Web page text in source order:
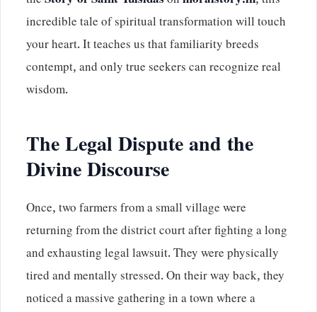
incredible tale of spiritual transformation will touch
your heart. It teaches us that familiarity breeds
contempt, and only true seekers can recognize real
wisdom.
The Legal Dispute and the
Divine Discourse
Once, two farmers from a small village were
returning from the district court after fighting a long
and exhausting legal lawsuit. They were physically
tired and mentally stressed. On their way back, they
noticed a massive gathering in a town where a